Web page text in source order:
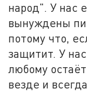
народ". У нас
вынуждены
потому что,
защитит. У
любому
везде и